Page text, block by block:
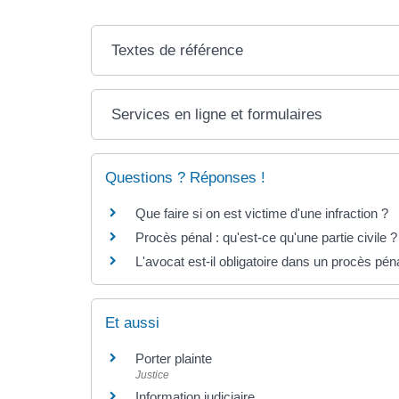
Textes de référence
Services en ligne et formulaires
Questions ? Réponses !
Que faire si on est victime d'une infraction ?
Procès pénal : qu'est-ce qu'une partie civile ?
L'avocat est-il obligatoire dans un procès
Et aussi
Porter plainte
Justice